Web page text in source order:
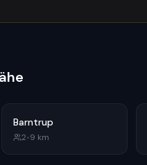
Barntrup
2•9 km